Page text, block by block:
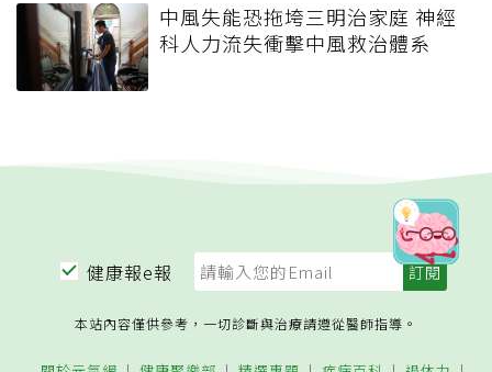
中風失能恐拖垮三明治家庭 神經
科人力流失衝擊中風救治體系
健康報e報
本站內容僅供參考，一切診斷與治療請遵從醫師指導。